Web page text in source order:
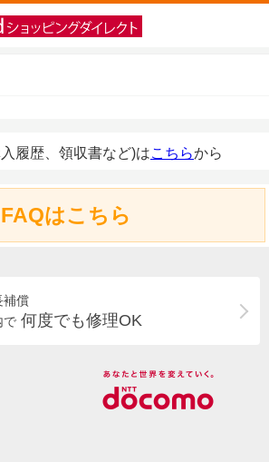
履歴、領収書など)はこちらから
FAQはこちら
補償
で 何度でも修理OK